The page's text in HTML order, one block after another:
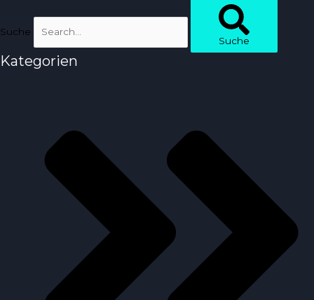
Suche
Suche
Kategorien